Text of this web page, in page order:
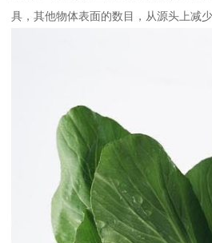
具，其他物体表面的数目，从源头上减少